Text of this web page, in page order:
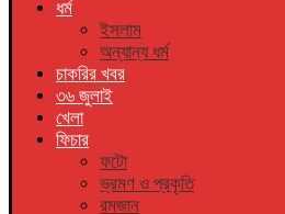
ধর্ম
ইসলাম
অন্যান্য ধর্ম
চাকরির খবর
৩৬ জুলাই
খেলা
ফিচার
ফটো
ভ্রমণ ও প্রকৃতি
রমজান